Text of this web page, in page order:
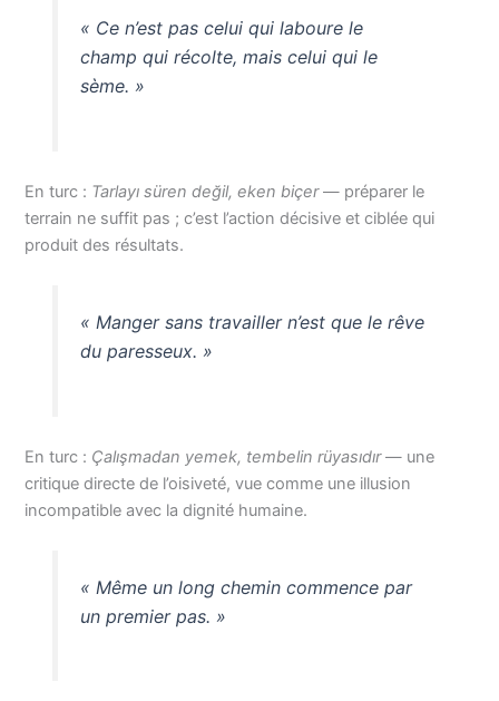
« Ce n’est pas celui qui laboure le
champ qui récolte, mais celui qui le
sème. »
En turc : Tarlayı süren değil, eken biçer— préparer le
terrain ne suffit pas ; c’est l’action décisive et ciblée qui
produit des résultats.
« Manger sans travailler n’est que le rêve
du paresseux. »
En turc : Çalışmadan yemek, tembelin rüyasıdır— une
critique directe de l’oisiveté, vue comme une illusion
incompatible avec la dignité humaine.
« Même un long chemin commence par
un premier pas. »